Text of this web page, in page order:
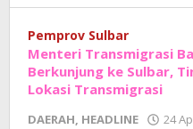
Pemprov Sulbar
Menteri Transmigrasi
Berkunjung ke Sulbar,
Lokasi Transmigrasi
DAERAH, HEADLINE 24